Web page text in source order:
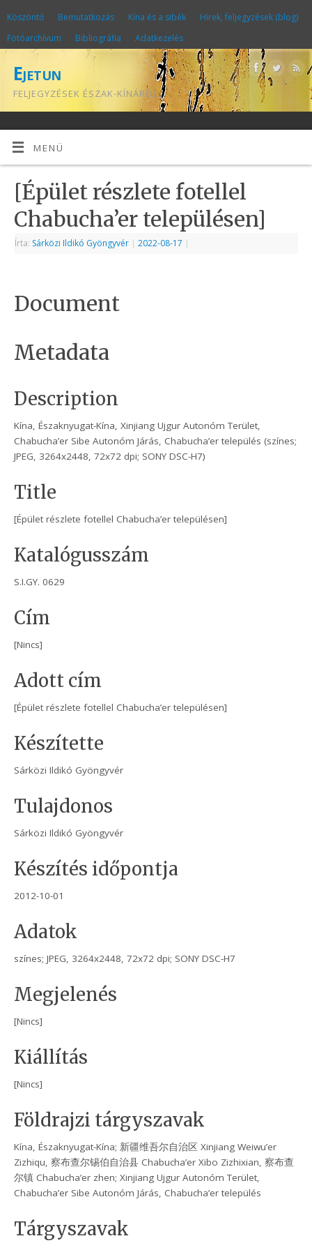
Köszöntő Bemutatkozás Kína és a sibék
Hírek, feljegyzések (blog)
Fotóarchívum
Bibliográfia Adatkezelés
Ejetun
FELJEGYZÉSEK ÉSZAK-KÍNÁRÓL
MENÜ
[Épület részlete fotellel
Chabucha’er településen]
Írta: Sárközi Ildikó Gyöngyvér | 2022-08-17 |
Document
Metadata
Description
Kína, Északnyugat-Kína, Xinjiang Ujgur Autonóm Terület,
Chabucha’er Sibe Autonóm Járás, Chabucha’er település (színes;
JPEG, 3264x2448, 72x72 dpi; SONY DSC-H7)
Title
[Épület részlete fotellel Chabucha’er településen]
Katalógusszám
S.I.GY. 0629
Cím
[Nincs]
Adott cím
[Épület részlete fotellel Chabucha’er településen]
Készítette
Sárközi Ildikó Gyöngyvér
Tulajdonos
Sárközi Ildikó Gyöngyvér
Készítés időpontja
2012-10-01
Adatok
színes; JPEG, 3264x2448, 72x72 dpi; SONY DSC-H7
Megjelenés
[Nincs]
Kiállítás
[Nincs]
Földrajzi tárgyszavak
Kína, Északnyugat-Kína; 新疆维吾尔自治区 Xinjiang Weiwu’er
Zizhiqu, 察布查尔锡伯自治县 Chabucha’er Xibo Zizhixian, 察布查
尔镇 Chabucha’er zhen; Xinjiang Ujgur Autonóm Terület,
Chabucha’er Sibe Autonóm Járás, Chabucha’er település
Tárgyszavak